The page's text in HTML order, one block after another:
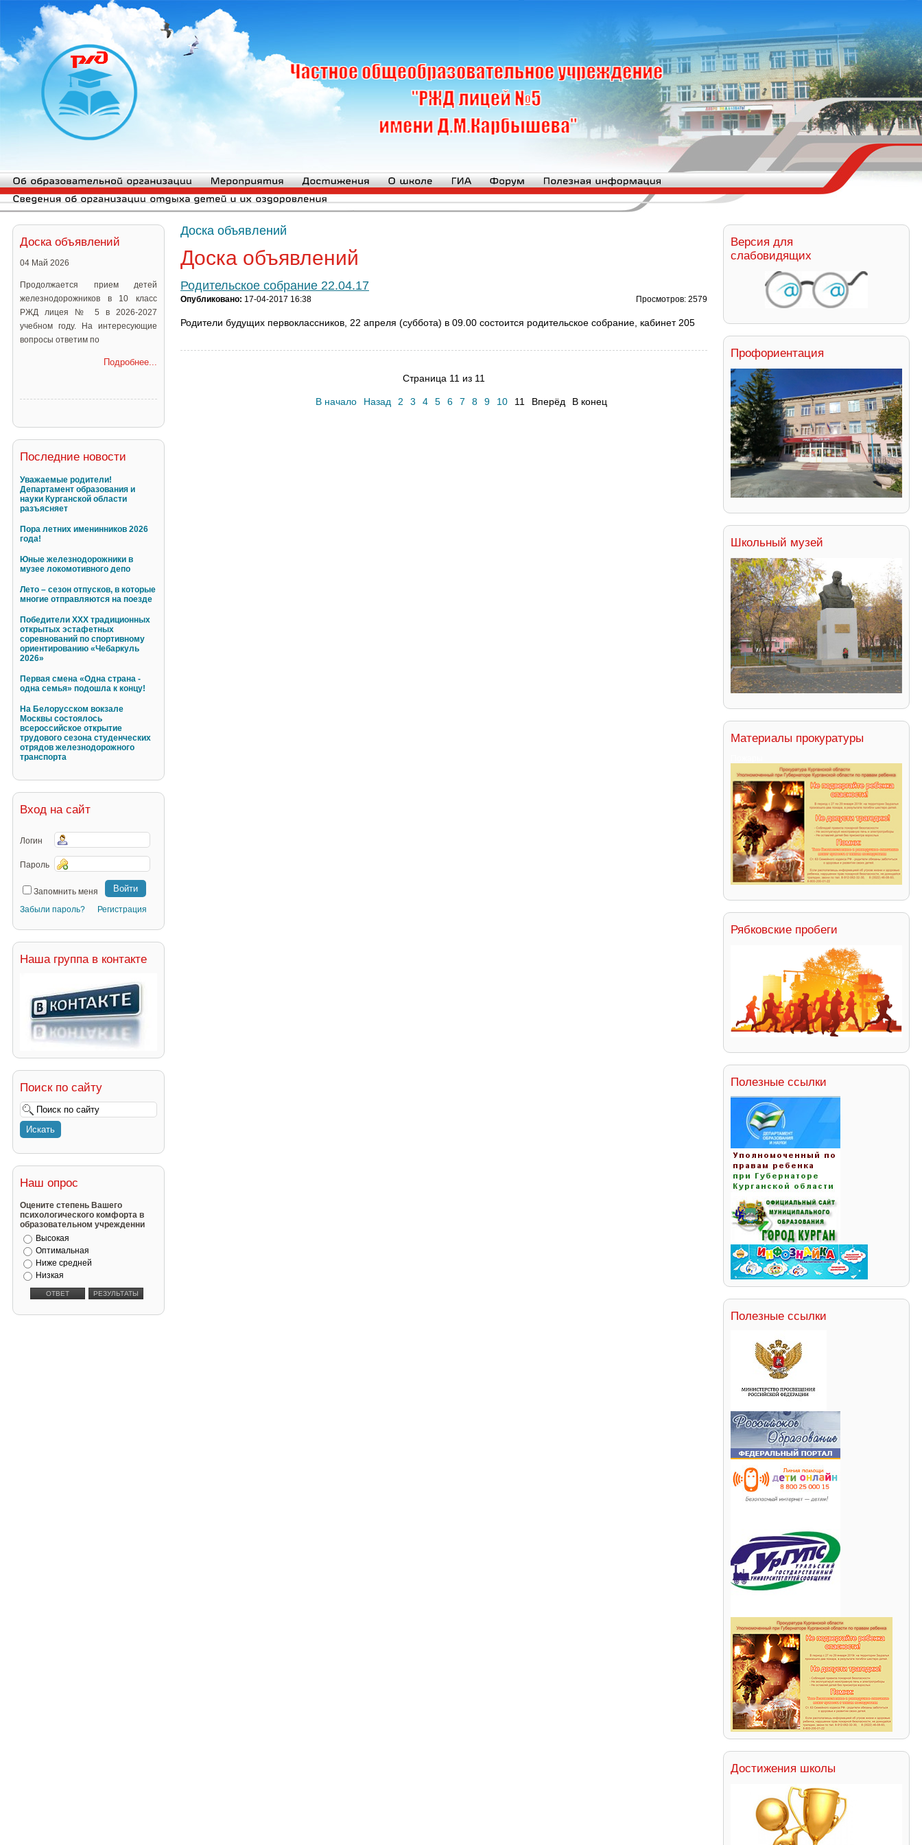
Доска объявлений
04 Май 2026
Продолжается прием детей
железнодорожников в 10 класс
РЖД лицея № 5 в 2026-2027
учебном году. На интересующие
вопросы ответим по
Подробнее...
Последние новости
Уважаемые родители!
Департамент образования и
науки Курганской области
разъясняет
Пора летних именинников 2026
года!
Юные железнодорожники в
музее локомотивного депо
Лето – сезон отпусков, в которые
многие отправляются на поезде
Победители XXX традиционных
открытых эстафетных
соревнований по спортивному
ориентированию «Чебаркуль
2026»
Первая смена «Одна страна -
одна семья» подошла к концу!
На Белорусском вокзале
Москвы состоялось
всероссийское открытие
трудового сезона студенческих
отрядов железнодорожного
транспорта
Вход на сайт
Логин
Пароль
Запомнить меня
Забыли пароль?
Регистрация
Наша группа в контакте
Поиск по сайту
Наш опрос
Оцените степень Вашего
психологического комфорта в
образовательном учрежденни
Высокая
Оптимальная
Ниже средней
Низкая
Доска объявлений
Доска объявлений
Родительское собрание 22.04.17
Опубликовано: 17-04-2017 16:38 Просмотров: 2579
Родители будущих первоклассников, 22 апреля (суббота) в 09.00 состоится родительское собрание, кабинет 205
Страница 11 из 11
В начало Назад 2 3 4 5 6 7 8 9 10 11 Вперёд В конец
Версия для
слабовидящих
Профориентация
Школьный музей
Материалы прокуратуры
Рябковские пробеги
Полезные ссылки
Полезные ссылки
Достижения школы